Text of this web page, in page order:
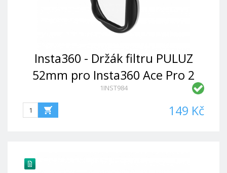
Insta360 - Držák filtru PULUZ
52mm pro Insta360 Ace Pro 2
1INST984
149 Kč